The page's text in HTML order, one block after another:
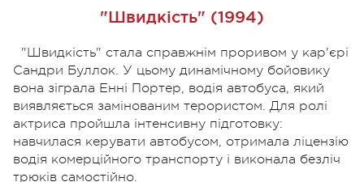
"Швидкість" (1994)
"Швидкість" стала справжнім проривом у кар'єрі
Сандри Буллок. У цьому динамічному бойовику
вона зіграла Енні Портер, водія автобуса, який
виявляється замінованим терористом. Для ролі
актриса пройшла інтенсивну підготовку:
навчилася керувати автобусом, отримала ліцензію
водія комерційного транспорту і виконала безліч
трюків самостійно.